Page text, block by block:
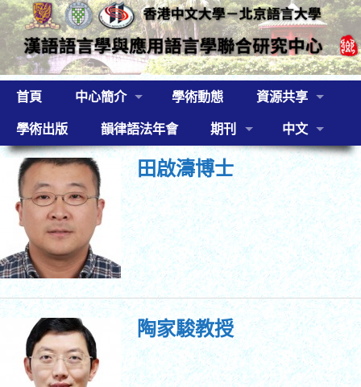
首頁 中心簡介 學術動態
資源共享
學術出版
韻律語法年會 期刊 中文
田啟濤博士
陶家駿教授